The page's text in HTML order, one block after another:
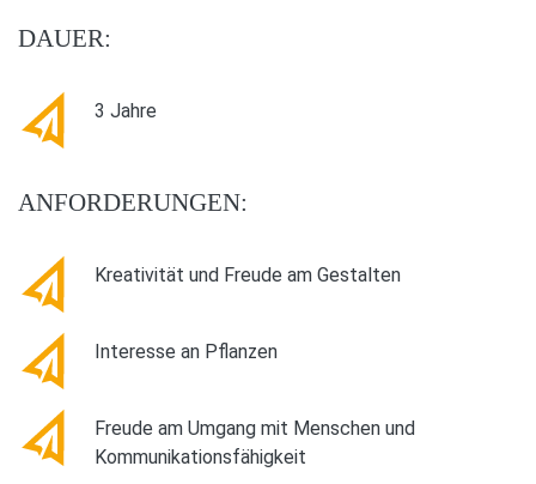
DAUER:
3 Jahre
ANFORDERUNGEN:
Kreativität und Freude am Gestalten
Interesse an Pflanzen
Freude am Umgang mit Menschen und
Kommunikationsfähigkeit